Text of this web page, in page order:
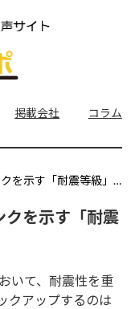
掲載会社 コラム
を示す「耐震等級」
クを示す「耐震
いて、耐震性を重
クアップするのは